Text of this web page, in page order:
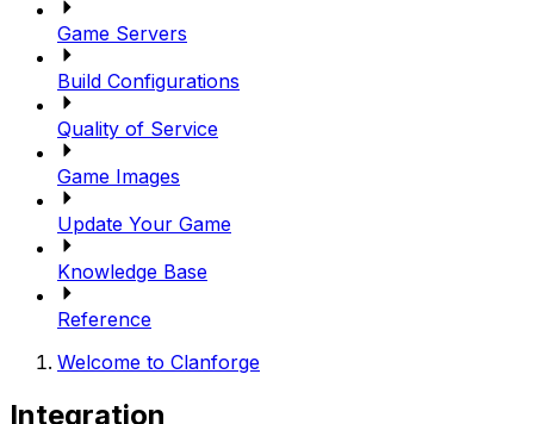
Game Servers
Build Configurations
Quality of Service
Game Images
Update Your Game
Knowledge Base
Reference
Welcome to Clanforge
Integration